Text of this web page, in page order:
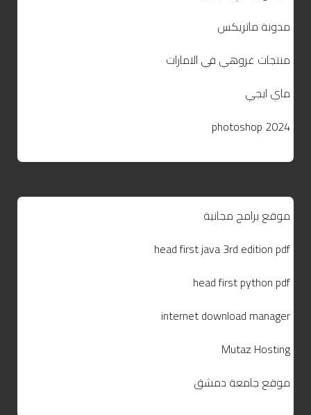
مدونة ماتريكس
منتجات غروهي في الامارات
ماي ايجي
photoshop 2024
موقع برامج مجانية
head first java 3rd edition pdf
head first python pdf
internet download manager
Mutaz Hosting
موقع جامعة دمشق